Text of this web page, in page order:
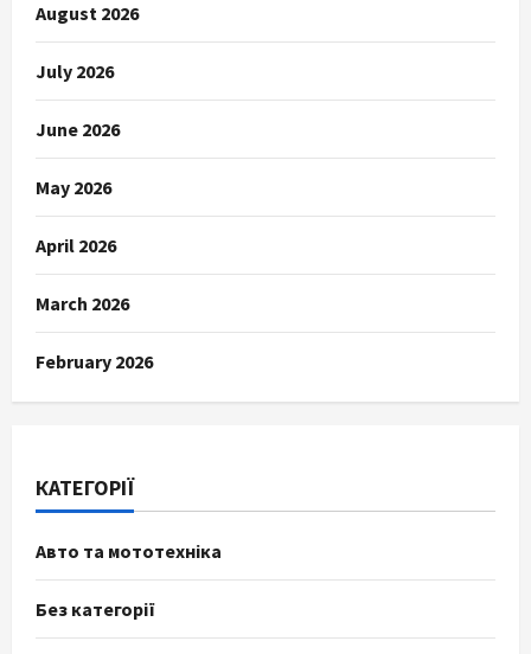
August 2026
July 2026
June 2026
May 2026
April 2026
March 2026
February 2026
КАТЕГОРІЇ
Авто та мототехніка
Без категорії